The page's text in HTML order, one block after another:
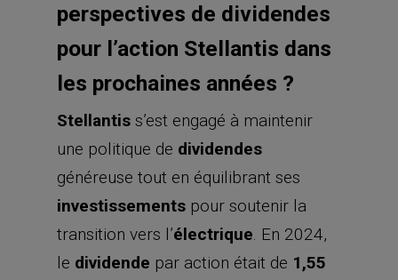
perspectives de dividendes
pour l’action Stellantis dans
les prochaines années ?
Stellantis s’est engagé à maintenir
une politique de dividendes
généreuse tout en équilibrant ses
investissements pour soutenir la
transition vers l’électrique. En 2024,
le dividende par action était de 1,55